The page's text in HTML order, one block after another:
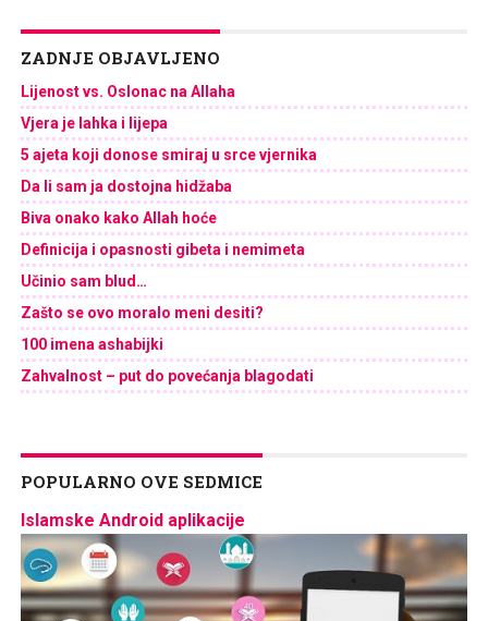
ZADNJE OBJAVLJENO
Lijenost vs. Oslonac na Allaha
Vjera je lahka i lijepa
5 ajeta koji donose smiraj u srce vjernika
Da li sam ja dostojna hidžaba
Biva onako kako Allah hoće
Definicija i opasnosti gibeta i nemimeta
Učinio sam blud…
Zašto se ovo moralo meni desiti?
100 imena ashabijki
Zahvalnost – put do povećanja blagodati
POPULARNO OVE SEDMICE
Islamske Android aplikacije